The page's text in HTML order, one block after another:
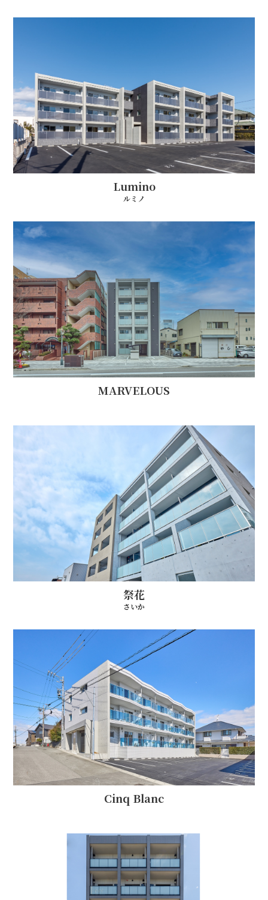
Lumino
ルミノ
MARVELOUS
祭花
さいか
Cinq Blanc